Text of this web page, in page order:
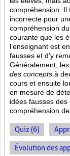
compréhension. Il
incorrecte pour
compréhension
courante que les
l’enseignant est
fausses et d’y
Généralement,
des concepts à
cours et ensuite
en mesure de
idées fausses
compréhension
Quiz (6)
Évolution des